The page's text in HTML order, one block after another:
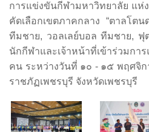
การแข่งขันกีฬามหาวิทยาลัย แห่
คัดเลือกเขตภาคกลาง “ตาลโต
ทีมชาย, วอลเลย์บอล ทีมชาย, ฟุ
นักกีฬาและเจ้าหน้าที่เข้าร่ว
คน ระหว่างวันที่ ๑๐ - ๑๕ พฤศจิ
ราชภัฏเพชรบุรี จังหวัดเพชรบุรี